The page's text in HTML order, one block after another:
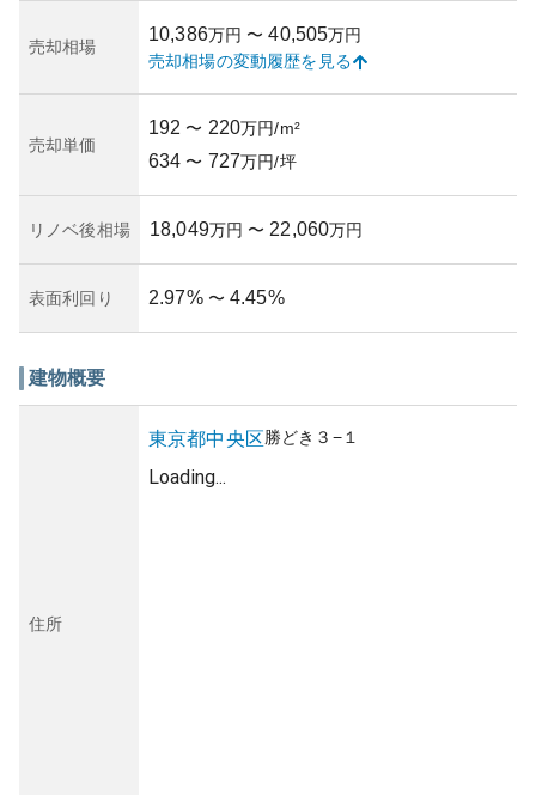
ョン内は充実した設備を備えており、防犯体制も整ってい
ます。築年数や管理状況については詳細な評価が必要です
が、高品質な生活空間が提供される点において人気のある
売却相場
10,386万円 〜 40,505万円
売却相場の変動履歴を見る
売却単価
192 〜 220万円/m²
634 〜 727万円/坪
リノベ後相場 18,049万円 〜 22,060万円
表面利回り 2.97% 〜 4.45%
建物概要
住所
東京都中央区勝どき ３−１
Loading...